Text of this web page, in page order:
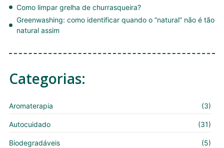
Como limpar grelha de churrasqueira?
Greenwashing: como identificar quando o “natural” não é tão
natural assim
Categorias:
Aromaterapia (3)
Autocuidado (31)
Biodegradáveis (5)